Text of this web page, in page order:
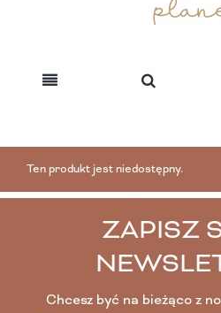
Ten produkt jest niedostępny.
ZAPISZ
Chcesz być na bieżąco z